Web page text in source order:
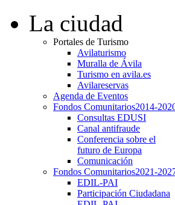
La ciudad
Portales de Turismo
Avilaturismo
Muralla de Ávila
Turismo en avila.es
Avilareservas
Agenda de Eventos
Fondos Comunitarios2014-
Consultas EDUSI
Canal antifraude
Conferencia sobre el
futuro de Europa
Comunicación
Fondos Comunitarios2021-
EDIL-PAI
Participación Ciudadana